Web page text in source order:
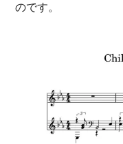
のです。